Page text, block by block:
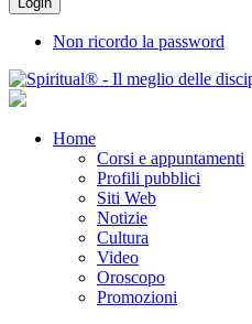
Non ricordo la password
Home
Corsi e appuntamenti
Profili pubblici
Siti Web
Notizie
Cultura
Video
Oroscopo
Promozioni